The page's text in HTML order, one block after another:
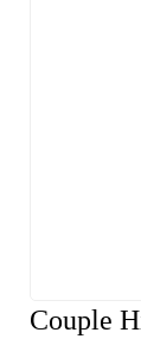
Couple